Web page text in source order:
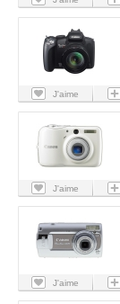
J'aime
J'aime
J'aime